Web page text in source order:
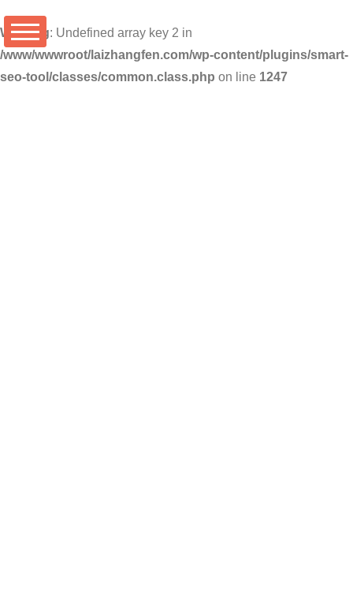
Warning: Undefined array key 2 in
/www/wwwroot/laizhangfen.com/wp-content/plugins/smart-
seo-tool/classes/common.class.php on line 1247